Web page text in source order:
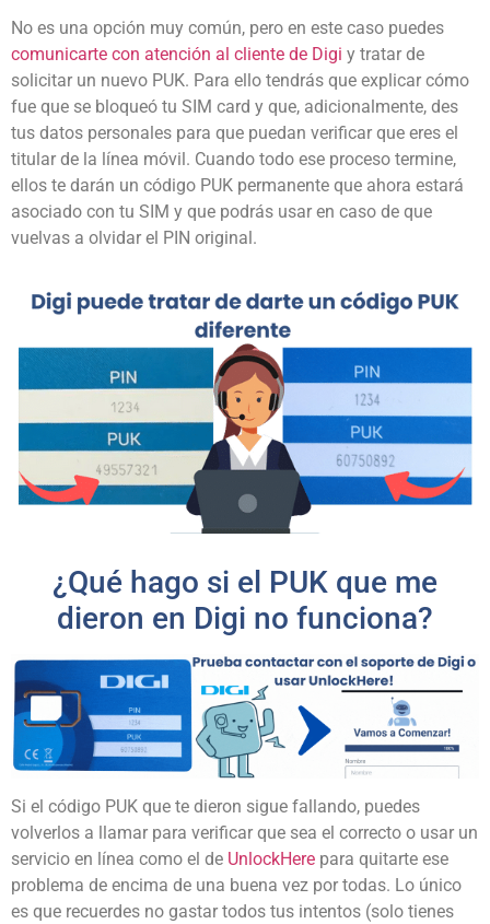
No es una opción muy común, pero en este caso puedes
comunicarte con atención al cliente de Digi y tratar de
solicitar un nuevo PUK. Para ello tendrás que explicar cómo
fue que se bloqueó tu SIM card y que, adicionalmente, des
tus datos personales para que puedan verificar que eres el
titular de la línea móvil. Cuando todo ese proceso termine,
ellos te darán un código PUK permanente que ahora estará
asociado con tu SIM y que podrás usar en caso de que
vuelvas a olvidar el PIN original.
¿Qué hago si el PUK que me
dieron en Digi no funciona?
Si el código PUK que te dieron sigue fallando, puedes
volverlos a llamar para verificar que sea el correcto o usar un
servicio en línea como el de UnlockHere para quitarte ese
problema de encima de una buena vez por todas. Lo único
es que recuerdes no gastar todos tus intentos (solo tienes